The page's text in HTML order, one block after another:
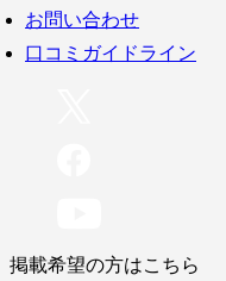
お問い合わせ
口コミガイドライン
掲載希望の方はこちら